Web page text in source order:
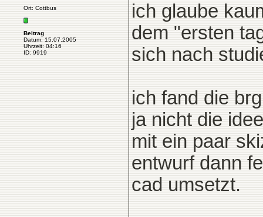
Ort: Cottbus
Beitrag
Datum: 15.07.2005
Uhrzeit: 04:16
ID: 9919
ich glaube
dem "ersten
sich nach
ich fand die
ja nicht die
mit ein paar
entwurf dann
cad umsetzt.